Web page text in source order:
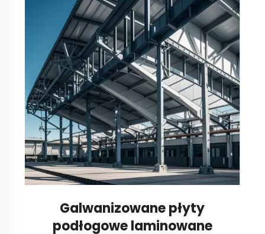
Galwanizowane płyty
podłogowe laminowane